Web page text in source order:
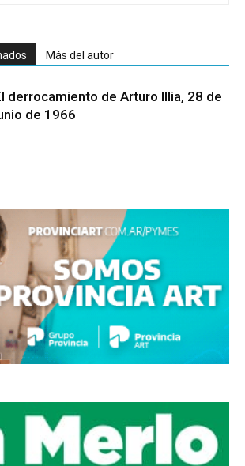
Más del autor
derrocamiento de Arturo Illia, 28 de
de 1966